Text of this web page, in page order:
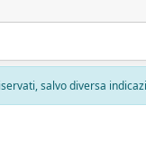
salvo diversa